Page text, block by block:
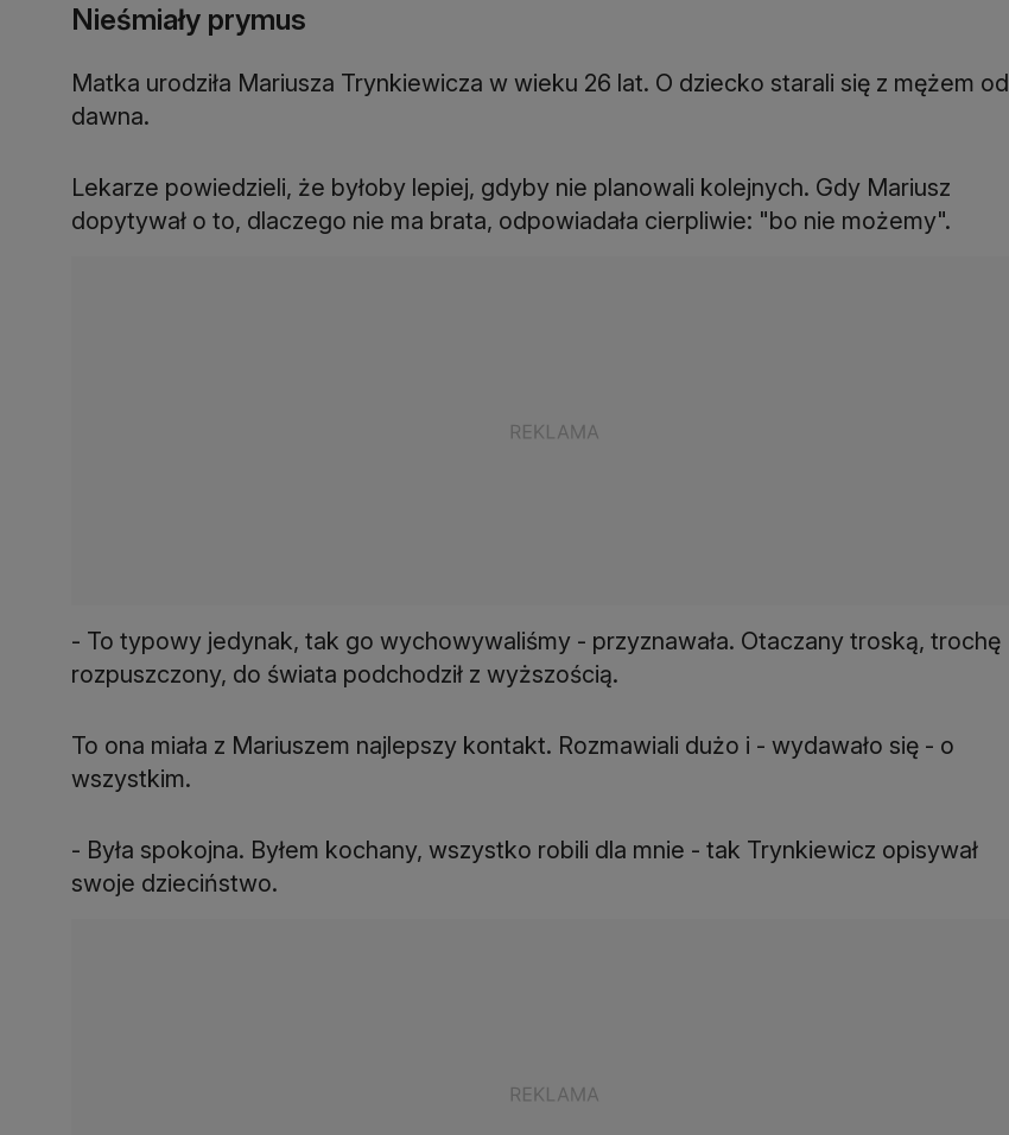
Nieśmiały prymus
Matka urodziła Mariusza Trynkiewicza w wieku 26 lat. O dziecko starali się z mężem od
dawna.
Lekarze powiedzieli, że byłoby lepiej, gdyby nie planowali kolejnych. Gdy Mariusz
dopytywał o to, dlaczego nie ma brata, odpowiadała cierpliwie: "bo nie możemy".
- To typowy jedynak, tak go wychowywaliśmy - przyznawała. Otaczany troską, trochę
rozpuszczony, do świata podchodził z wyższością.
To ona miała z Mariuszem najlepszy kontakt. Rozmawiali dużo i - wydawało się - o
wszystkim.
- Była spokojna. Byłem kochany, wszystko robili dla mnie - tak Trynkiewicz opisywał
swoje dzieciństwo.